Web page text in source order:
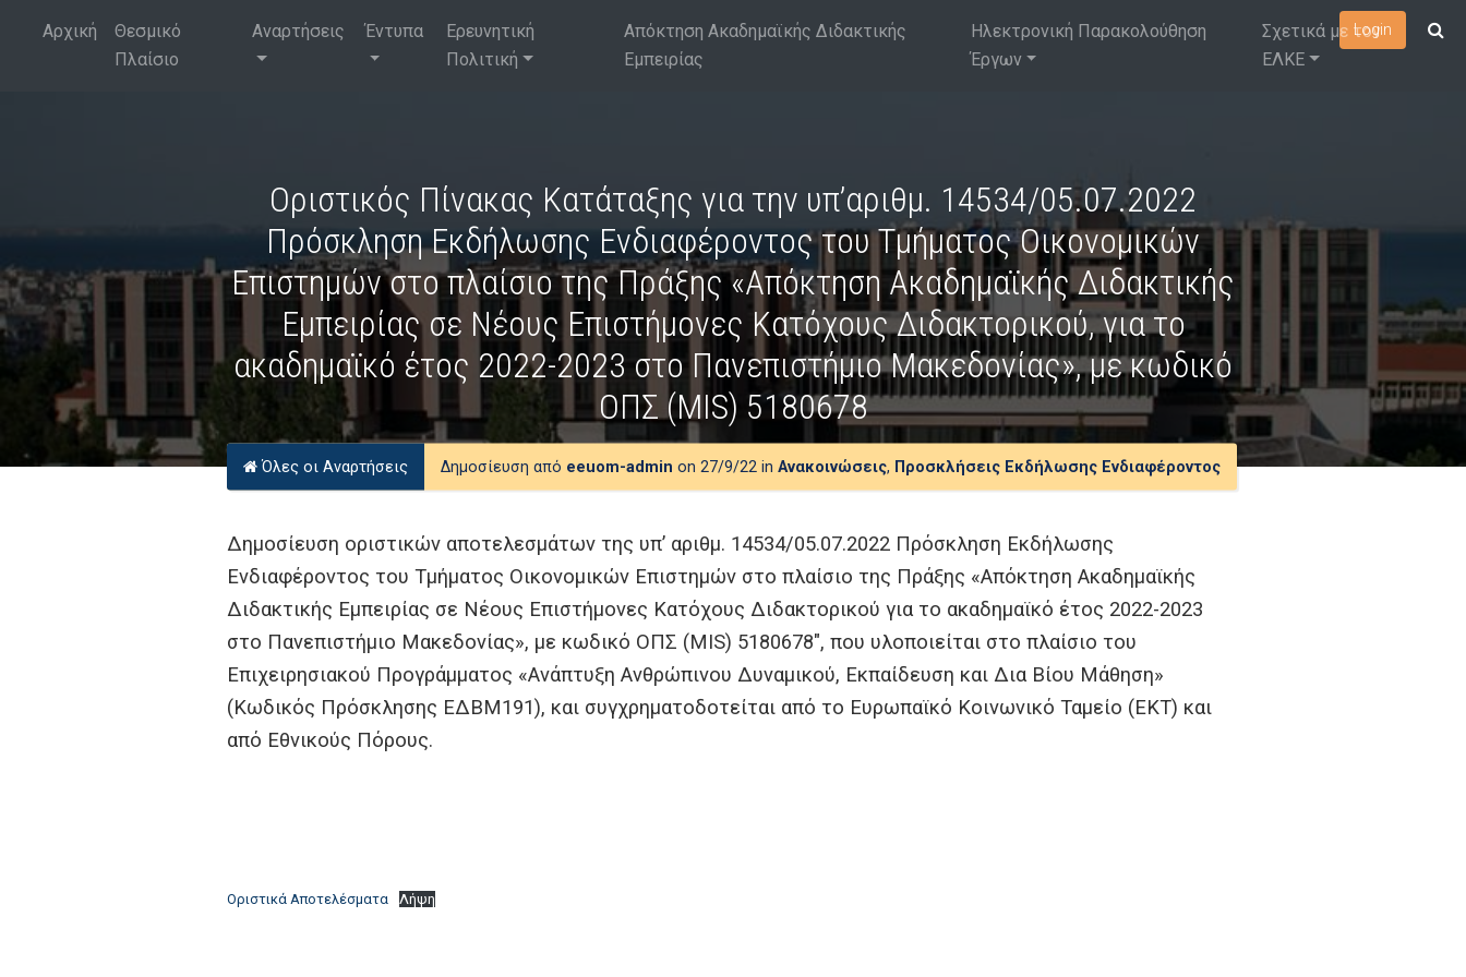
Login
Αρχική
Θεσμικό
Πλαίσιο
Αναρτήσεις Έντυπα
Ερευνητική
Πολιτική
Απόκτηση Ακαδημαϊκής Διδακτικής
Εμπειρίας
Ηλεκτρονική Παρακολούθηση
Έργων
Σχετικά με τον
ΕΛΚΕ
Οριστικός Πίνακας Κατάταξης για την υπ’αριθμ. 14534/05.07.2022
Πρόσκληση Εκδήλωσης Ενδιαφέροντος του Τμήματος Οικονομικών
Επιστημών στο πλαίσιο της Πράξης «Απόκτηση Ακαδημαϊκής Διδακτικής
Εμπειρίας σε Νέους Επιστήμονες Κατόχους Διδακτορικού, για το
ακαδημαϊκό έτος 2022-2023 στο Πανεπιστήμιο Μακεδονίας», με κωδικό
ΟΠΣ (MIS) 5180678
Όλες οι Αναρτήσεις Δημοσίευση από eeuom-admin on 27/9/22 in Ανακοινώσεις, Προσκλήσεις Εκδήλωσης Ενδιαφέροντος
Δημοσίευση οριστικών αποτελεσμάτων της υπ’ αριθμ. 14534/05.07.2022 Πρόσκληση Εκδήλωσης
Ενδιαφέροντος του Τμήματος Οικονομικών Επιστημών στο πλαίσιο της Πράξης «Απόκτηση Ακαδημαϊκής
Διδακτικής Εμπειρίας σε Νέους Επιστήμονες Κατόχους Διδακτορικού για το ακαδημαϊκό έτος 2022-2023
στο Πανεπιστήμιο Μακεδονίας», με κωδικό ΟΠΣ (MIS) 5180678″, που υλοποιείται στο πλαίσιο του
Επιχειρησιακού Προγράμματος «Ανάπτυξη Ανθρώπινου Δυναμικού, Εκπαίδευση και Δια Βίου Μάθηση»
(Κωδικός Πρόσκλησης ΕΔΒΜ191), και συγχρηματοδοτείται από το Ευρωπαϊκό Κοινωνικό Ταμείο (ΕΚΤ) και
από Εθνικούς Πόρους.
Οριστικά Αποτελέσματα Λήψη